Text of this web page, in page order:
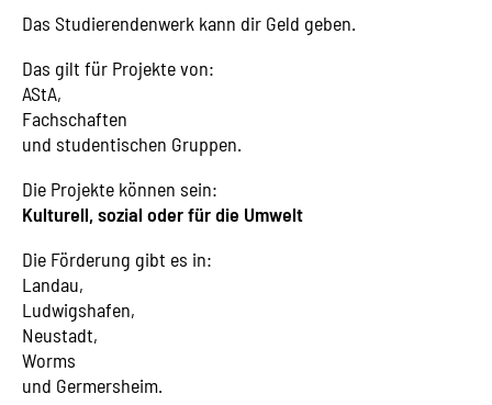
Das Studierendenwerk kann dir Geld geben.
Das gilt für Projekte von:
AStA,
Fachschaften
und studentischen Gruppen.
Die Projekte können sein:
Kulturell, sozial oder für die Umwelt
Die Förderung gibt es in:
Landau,
Ludwigshafen,
Neustadt,
Worms
und Germersheim.